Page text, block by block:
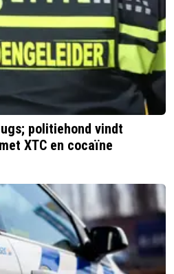
politiehond vindt
XTC en cocaïne